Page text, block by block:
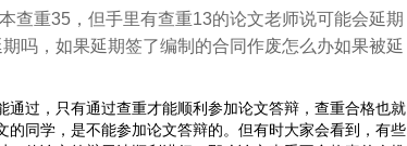
查重35，但手里有查重13的论文老师说可能会延期
吗，如果延期签了编制的合同作废怎么办如果被延
过，只有通过查重才能顺利参加论文答辩，查重合格也就
同学，是不能参加论文答辩的。但有时大家会看到，有些